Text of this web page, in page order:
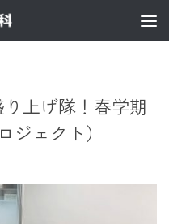
上げ隊！春学期
ジェクト）